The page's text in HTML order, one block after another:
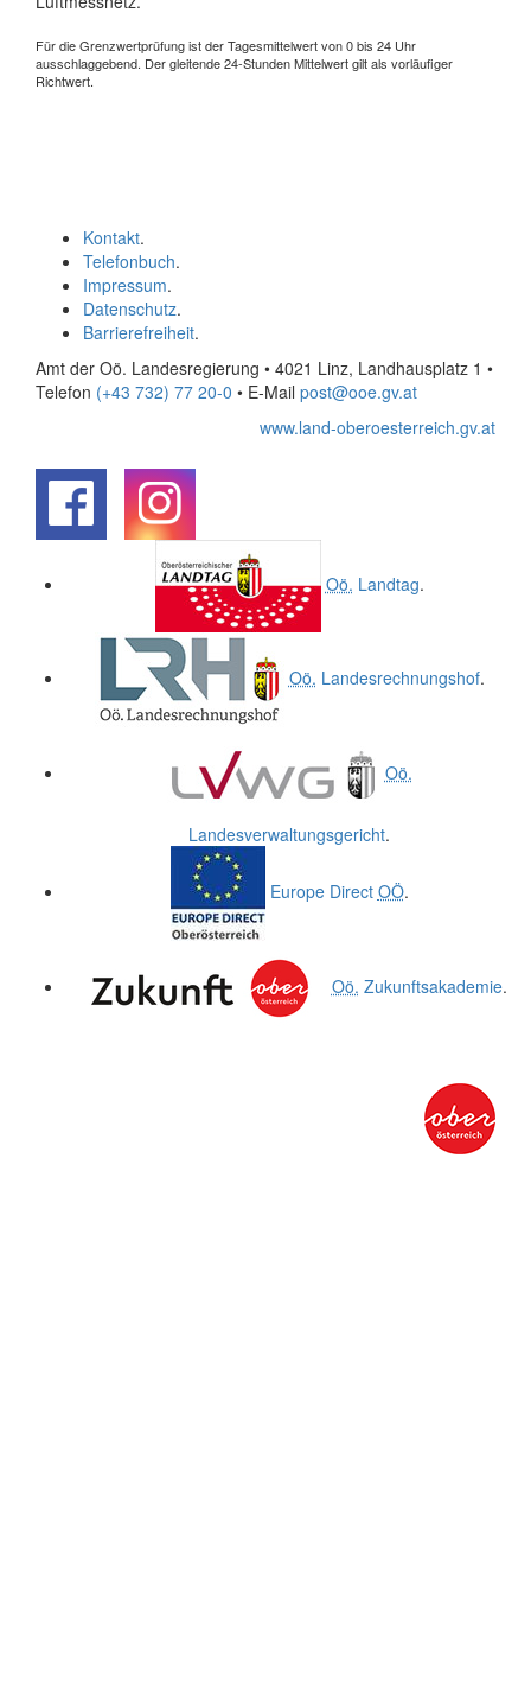
Für die Grenzwertprüfung ist der Tagesmittelwert von 0 bis 24 Uhr
ausschlaggebend. Der gleitende 24-Stunden Mittelwert gilt als vorläufiger
Richtwert.
Kontakt.
Telefonbuch.
Impressum.
Datenschutz.
Barrierefreiheit.
Amt der Oö. Landesregierung • 4021 Linz, Landhausplatz 1 •
Telefon (+43 732) 77 20-0 • E-Mail post@ooe.gv.at
www.land-oberoesterreich.gv.at
Oö. Landtag.
Oö. Landesrechnungshof.
Oö.
Landesverwaltungsgericht.
Europe Direct OÖ.
Oö. Zukunftsakademie.